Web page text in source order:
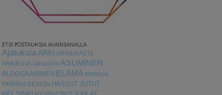
ETSI POSTAUKSIA AVAINSANALLA
Ajatuksia ARKI ARKIHAASTE
ARKIKUVA ARVONTA ASUMINEN
BLOGGAAMINEN ELÄMÄ ESPANJA
FINNISH DESIGN HASSUT JUTUT